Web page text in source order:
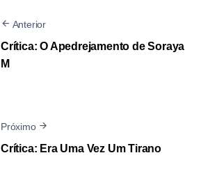
Anterior
Crítica: O Apedrejamento de Soraya
M
Próximo
Crítica: Era Uma Vez Um Tirano